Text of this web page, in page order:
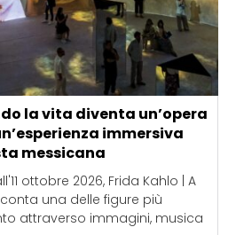
la vita diventa un’opera
immersiva
messicana
ottobre 2026, Frida Kahlo | A
una delle figure più
attraverso immagini, musica